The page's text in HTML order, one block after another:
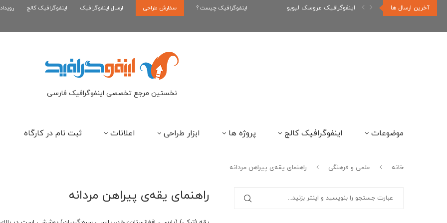
آخرین ارسال ها اینفوگرافیک رپر های فارسی نسل... اینفوگرافیک بازی کلش رویال اینفوگرافیک چیست ؟ سفارش طراحی ارسال اینفوگرافیک اینفوگرافیک کالج
نخستین مرجع تخصصی اینفوگرافیک فارسی
موضوعات اینفوگرافیک کالج پروژه ها ابزار طراحی اعلانات ثبت نام در کارگاه
خانه علمی و فرهنگی راهنمای یقه‌ی پیراهن مردانه
راهنمای یقه‌ی پیراهن مردانه